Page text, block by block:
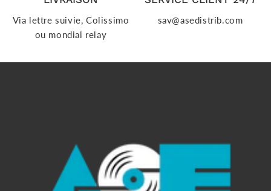
Via lettre suivie, Colissimo
ou mondial relay
sav@asedistrib.com